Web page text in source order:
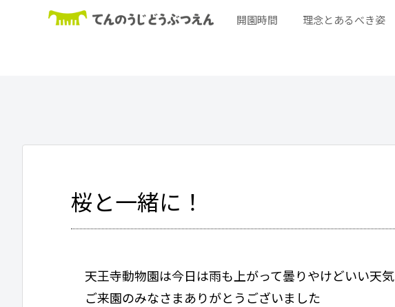
開園時間 理念とあるべき姿
桜と一緒に！
天王寺動物園は今日は雨も上がって曇りやけどいい天気
ご来園のみなさまありがとうございました